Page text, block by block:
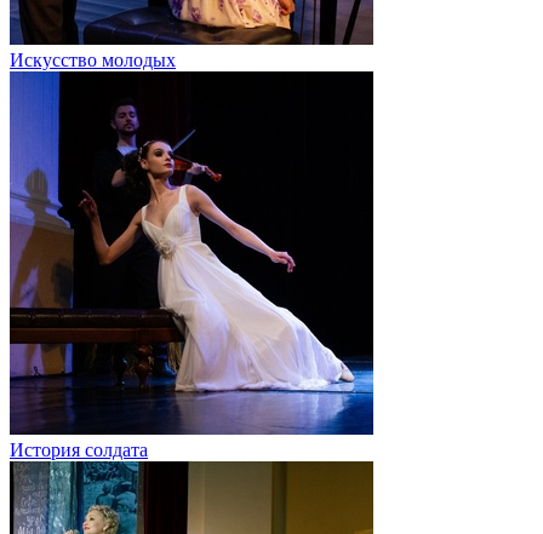
Искусство молодых
История солдата